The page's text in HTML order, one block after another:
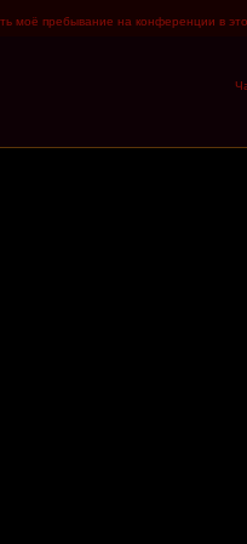
моё пребывание на конференции в